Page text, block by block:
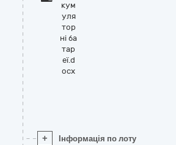
кум
уля
тор
ні ба
тар
еї.d
ocx
+ Інформація по лоту